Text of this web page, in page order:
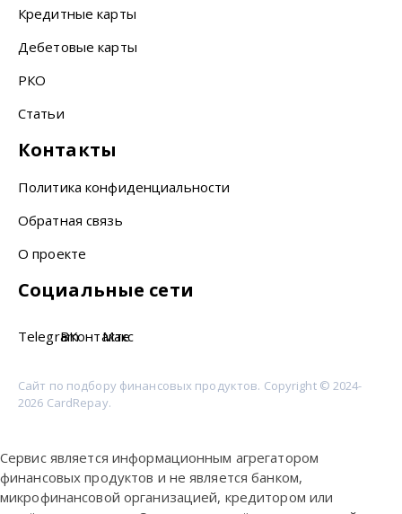
Кредитные карты
Дебетовые карты
РКО
Статьи
Контакты
Политика конфиденциальности
Обратная связь
О проекте
Социальные сети
TelegramВКонтакте
Макс
Сайт по подбору финансовых продуктов. Copyright © 2024-
2026 CardRepay.
Сервис является информационным агрегатором
финансовых продуктов и не является банком,
микрофинансовой организацией, кредитором или